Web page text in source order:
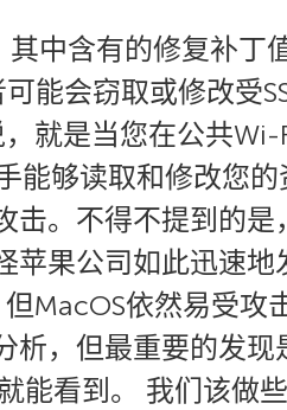
中含有的修复补丁
能会窃取或修改受
就是当您在公共
够读取和修改您
击。不得不提到的是
果公司如此迅速地
MacOS依然易受攻
，但最重要的发现
能看到。 我们该做